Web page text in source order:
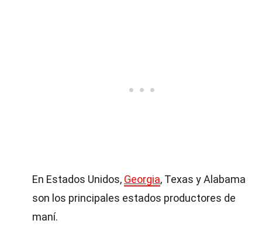
En Estados Unidos, Georgia, Texas y Alabama
son los principales estados productores de
maní.